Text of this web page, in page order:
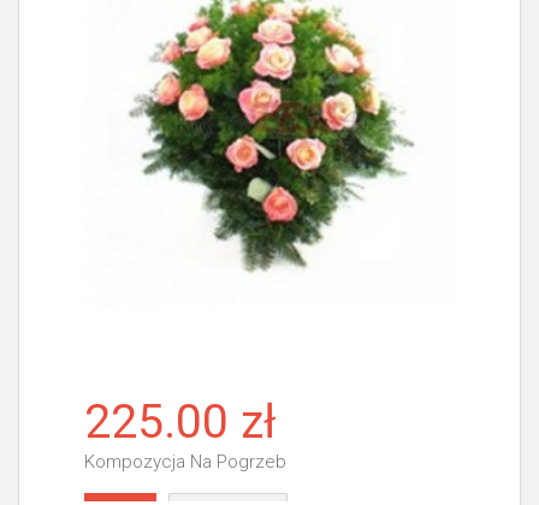
225.00 zł
Kompozycja Na Pogrzeb